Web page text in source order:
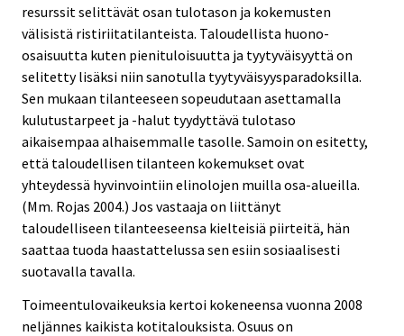
resurssit selittävät osan tulotason ja kokemusten
välisistä ristiriitatilanteista. Taloudellista huono-
osaisuutta kuten pienituloisuutta ja tyytyväisyyttä on
selitetty lisäksi niin sanotulla tyytyväisyysparadoksilla.
Sen mukaan tilanteeseen sopeudutaan asettamalla
kulutustarpeet ja -halut tyydyttävä tulotaso
aikaisempaa alhaisemmalle tasolle. Samoin on esitetty,
että taloudellisen tilanteen kokemukset ovat
yhteydessä hyvinvointiin elinolojen muilla osa-alueilla.
(Mm. Rojas 2004.) Jos vastaaja on liittänyt
taloudelliseen tilanteeseensa kielteisiä piirteitä, hän
saattaa tuoda haastattelussa sen esiin sosiaalisesti
suotavalla tavalla.
Toimeentulovaikeuksia kertoi kokeneensa vuonna 2008
neljännes kaikista kotitalouksista. Osuus on